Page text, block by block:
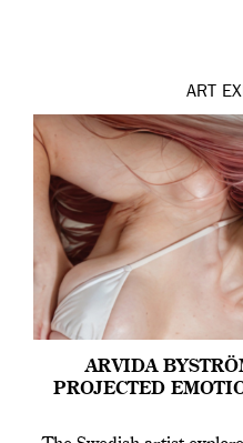
ART
ARVIDA
PROJECTED